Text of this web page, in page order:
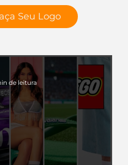
Seu Logo
de leitura